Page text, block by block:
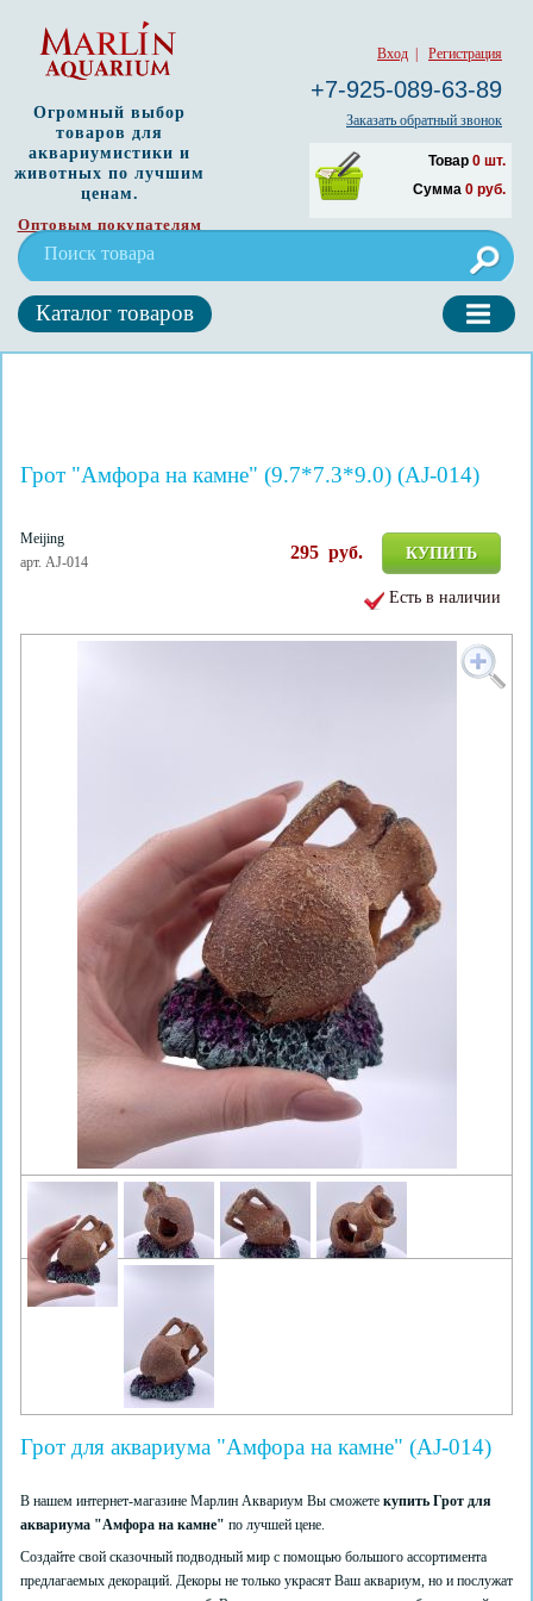
Вход Регистрация
+7-925-089-63-89
Заказать обратный звонок
Товар 0 шт.
Сумма 0 руб.
Огромный выбор
товаров для
аквариумистики и
животных по лучшим
ценам.
Оптовым покупателям
Каталог товаров
Грот "Амфора на камне" (9.7*7.3*9.0) (AJ-014)
Meijing
арт. AJ-014
КУПИТЬ
295 руб.
Есть в наличии
Грот для аквариума "Амфора на камне" (AJ-014)
В нашем интернет-магазине Марлин Аквариум Вы сможете купить Грот для
аквариума "Амфора на камне" по лучшей цене.
Создайте свой сказочный подводный мир с помощью большого ассортимента
предлагаемых декораций. Декоры не только украсят Ваш аквариум, но и послужат